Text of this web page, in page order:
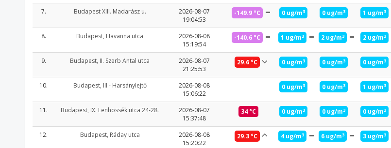
7.
Budapest XIII. Madarász u.
2026-08-07
19:04:53
-149.9 °C 0 ug/m3 0 ug/m3 1 ug/m3
8. Budapest, Havanna utca
2026-08-08
15:19:54
-140.6 °C 1 ug/m3 2 ug/m3 2 ug/m3
9. Budapest, II. Szerb Antal utca
2026-08-07
21:25:53
29.6 °C 0 ug/m3 0 ug/m3 0 ug/m3
10.
Budapest, III - Harsánylejtő
2026-08-08
15:06:22
0 ug/m3 0 ug/m3 1 ug/m3
11. Budapest, IX. Lenhossék utca 24-28.
2026-08-07
15:37:48
34 °C 0 ug/m3 0 ug/m3 0 ug/m3
12.
Budapest, Ráday utca
2026-08-08
15:20:22
29.3 °C 4 ug/m3 6 ug/m3 3 ug/m3